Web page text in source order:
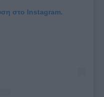
στο Instagram.